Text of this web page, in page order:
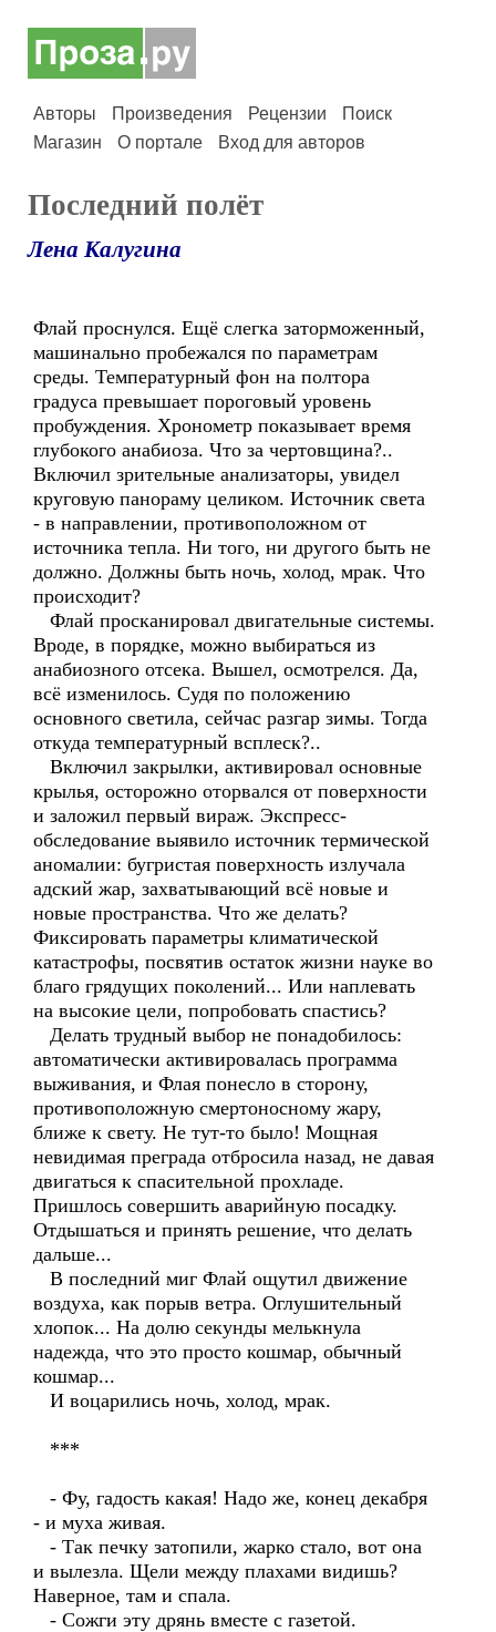
Авторы Произведения Рецензии
Поиск
Магазин
О портале Вход для авторов
Последний полёт
Лена Калугина
Флай проснулся. Ещё слегка заторможенный,
машинально пробежался по параметрам
среды. Температурный фон на полтора
градуса превышает пороговый уровень
пробуждения. Хронометр показывает время
глубокого анабиоза. Что за чертовщина?..
Включил зрительные анализаторы, увидел
круговую панораму целиком. Источник света
- в направлении, противоположном от
источника тепла. Ни того, ни другого быть не
должно. Должны быть ночь, холод, мрак. Что
происходит?
Флай просканировал двигательные системы.
Вроде, в порядке, можно выбираться из
анабиозного отсека. Вышел, осмотрелся. Да,
всё изменилось. Судя по положению
основного светила, сейчас разгар зимы. Тогда
откуда температурный всплеск?..
Включил закрылки, активировал основные
крылья, осторожно оторвался от поверхности
и заложил первый вираж. Экспресс-
обследование выявило источник термической
аномалии: бугристая поверхность излучала
адский жар, захватывающий всё новые и
новые пространства. Что же делать?
Фиксировать параметры климатической
катастрофы, посвятив остаток жизни науке во
благо грядущих поколений... Или наплевать
на высокие цели, попробовать спастись?
Делать трудный выбор не понадобилось:
автоматически активировалась программа
выживания, и Флая понесло в сторону,
противоположную смертоносному жару,
ближе к свету. Не тут-то было! Мощная
невидимая преграда отбросила назад, не давая
двигаться к спасительной прохладе.
Пришлось совершить аварийную посадку.
Отдышаться и принять решение, что делать
дальше...
В последний миг Флай ощутил движение
воздуха, как порыв ветра. Оглушительный
хлопок... На долю секунды мелькнула
надежда, что это просто кошмар, обычный
кошмар...
И воцарились ночь, холод, мрак.
***
- Фу, гадость какая! Надо же, конец декабря
- и муха живая.
- Так печку затопили, жарко стало, вот она
и вылезла. Щели между плахами видишь?
Наверное, там и спала.
- Сожги эту дрянь вместе с газетой.